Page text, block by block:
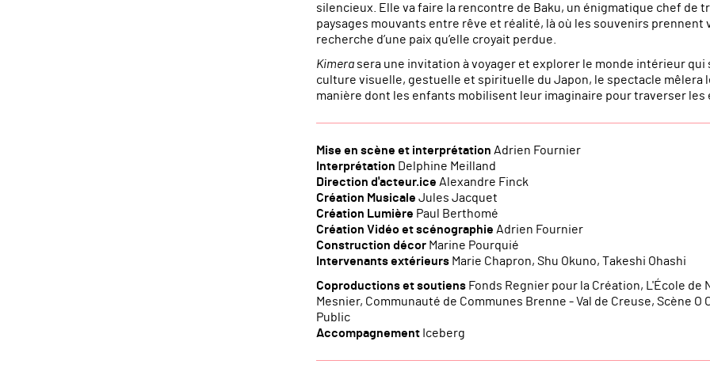
silencieux. Elle va faire la rencontre de Baku, un énigmatique chef de
paysages mouvants entre rêve et réalité, là où les souvenirs
recherche d’une paix qu’elle croyait perdue.
Kimera sera une invitation à voyager et explorer le monde intérieur qui
culture visuelle, gestuelle et spirituelle du Japon, le spectacle mêlera
manière dont les enfants mobilisent leur imaginaire pour traverser les
Mise en scène et interprétation Adrien Fournier
Interprétation Delphine Meilland
Direction d'acteur.ice Alexandre Finck
Création Musicale Jules Jacquet
Création Lumière Paul Berthomé
Création Vidéo et scénographie Adrien Fournier
Construction décor Marine Pourquié
Intervenants extérieurs Marie Chapron, Shu Okuno, Takeshi Ohashi
Coproductions et soutiens Fonds Regnier pour la Création, L'École
Mesnier, Communauté de Communes Brenne - Val de Creuse, Scène
Public
Accompagnement Iceberg